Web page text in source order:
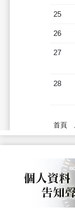
25
26
27
28
首頁